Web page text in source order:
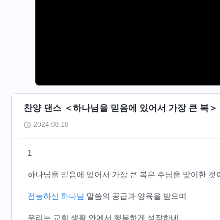
찬양 댄스 ＜하나님을 믿음에 있어서 가장 큰 복＞
2024.08.18
1
하나님을 믿음에 있어서 가장 큰 복은 주님을 맞이한 것
전능하신 하나님 말씀의 공급과 양육을 받으며
우리는 교회 생활 안에서 행복하게 성장하네.